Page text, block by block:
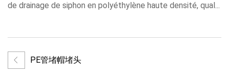
de drainage de siphon en polyéthylène haute densité, qual...
PE管堵帽堵头